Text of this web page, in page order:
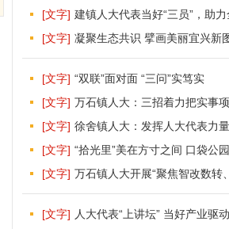
[文字] 建镇人大代表当好“三员”，助
[文字] 凝聚生态共识 擘画美丽宜兴新
[文字] “双联”面对面 “三问”实笃实
[文字] 万石镇人大：三招着力把实事
[文字] 徐舍镇人大：发挥人大代表力
[文字] “拾光里”美在方寸之间 口袋公
[文字] 万石镇人大开展“聚焦智改数转
[文字] 人大代表“上讲坛” 当好产业驱